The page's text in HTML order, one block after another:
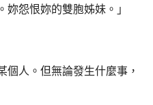
妳怨恨妳的雙胞姊妹。」
個人。但無論發生什麼事，